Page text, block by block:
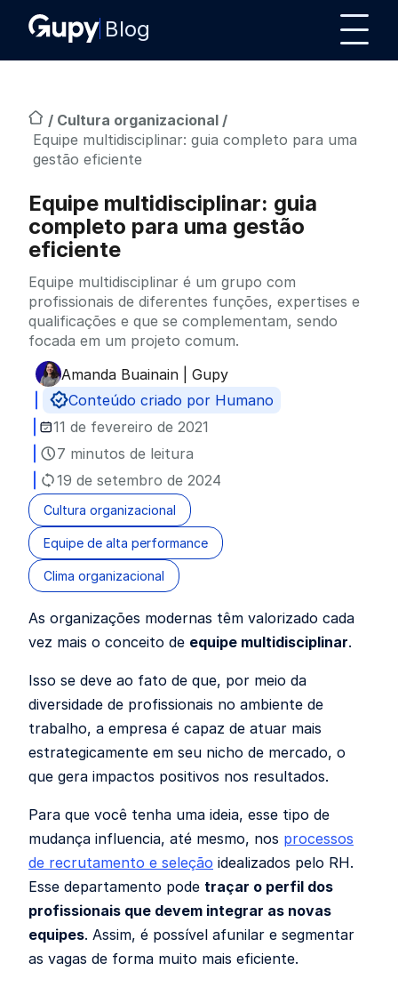
Blog
/ Cultura organizacional /
Equipe multidisciplinar: guia completo para uma
gestão eficiente
Equipe multidisciplinar: guia
completo para uma gestão
eficiente
Equipe multidisciplinar é um grupo com
profissionais de diferentes funções, expertises e
qualificações e que se complementam, sendo
focada em um projeto comum.
Publicado por
Amanda Buainain | Gupy
Conteúdo criado por Humano
11 de fevereiro de 2021
7 minutos de leitura
19 de setembro de 2024
Cultura organizacional
Equipe de alta performance
Clima organizacional
As organizações modernas têm valorizado cada
vez mais o conceito de equipe multidisciplinar.
Isso se deve ao fato de que, por meio da
diversidade de profissionais no ambiente de
trabalho, a empresa é capaz de atuar mais
estrategicamente em seu nicho de mercado, o
que gera impactos positivos nos resultados.
Para que você tenha uma ideia, esse tipo de
mudança influencia, até mesmo, nos processos
de recrutamento e seleção idealizados pelo RH.
Esse departamento pode traçar o perfil dos
profissionais que devem integrar as novas
equipes. Assim, é possível afunilar e segmentar
as vagas de forma muito mais eficiente.